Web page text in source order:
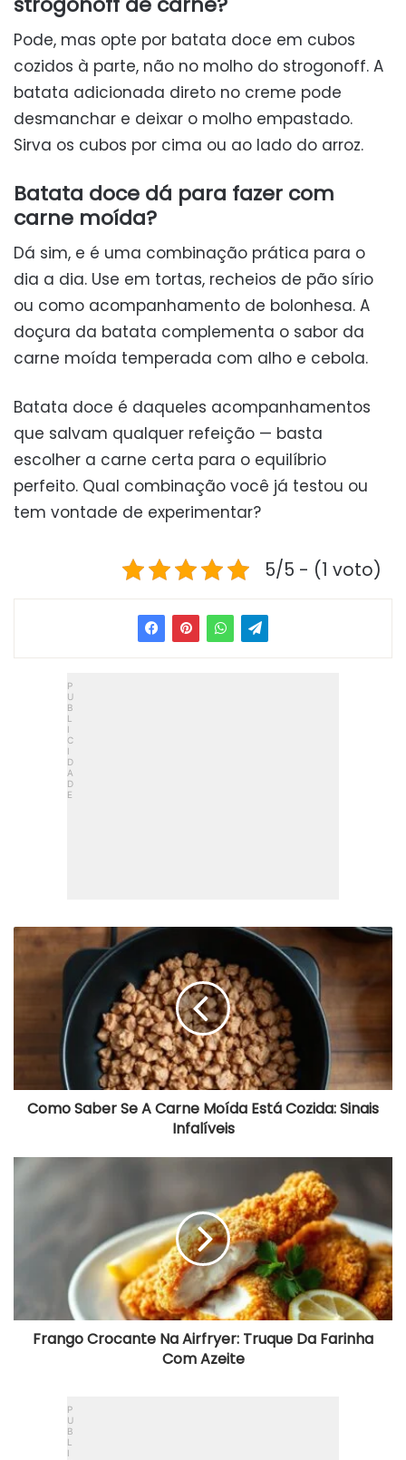
Pode, mas opte por batata doce em cubos
cozidos à parte, não no molho do strogonoff. A
batata adicionada direto no creme pode
desmanchar e deixar o molho empastado.
Sirva os cubos por cima ou ao lado do arroz.
Batata doce dá para fazer com
carne moída?
Dá sim, e é uma combinação prática para o
dia a dia. Use em tortas, recheios de pão sírio
ou como acompanhamento de bolonhesa. A
doçura da batata complementa o sabor da
carne moída temperada com alho e cebola.
Batata doce é daqueles acompanhamentos
que salvam qualquer refeição — basta
escolher a carne certa para o equilíbrio
perfeito. Qual combinação você já testou ou
tem vontade de experimentar?
5/5 - (1 voto)
Como
Saber
A
Moída
Cozida:
Infalíveis
Como Saber Se A Carne Moída Está Cozida: Sinais
Infalíveis
Frango
Frango Crocante Na Airfryer: Truque Da Farinha
Com Azeite